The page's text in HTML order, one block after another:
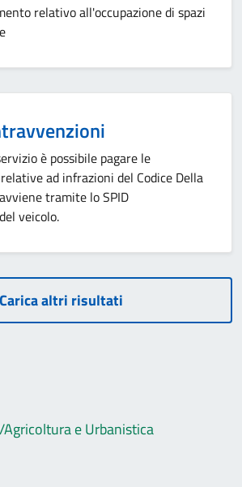
relativo all'occupazione di spazi
è possibile pagare le
ad infrazioni del Codice Della
tramite lo SPID
veicolo.
Carica altri risultati
e Urbanistica